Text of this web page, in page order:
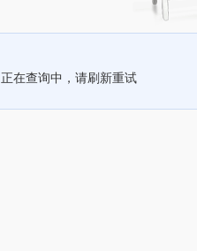
正在查询中，请刷新重试